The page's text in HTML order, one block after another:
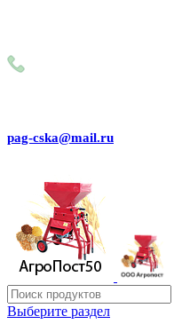
pag-cska@mail.ru
Выберите раздел